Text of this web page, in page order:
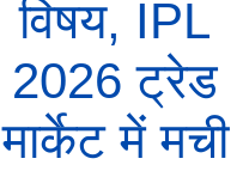
विषय, IPL
2026 ट्रेड
मार्केट में मची